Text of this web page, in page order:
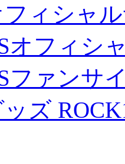
フィシャ
フィシ
ァンサイ
ズ